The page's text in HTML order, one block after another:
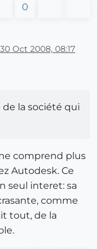
0
30 Oct 2008, 08:17
la société qui
comprend plus
Autodesk. Ce
seul interet: sa
comme
tout, de la